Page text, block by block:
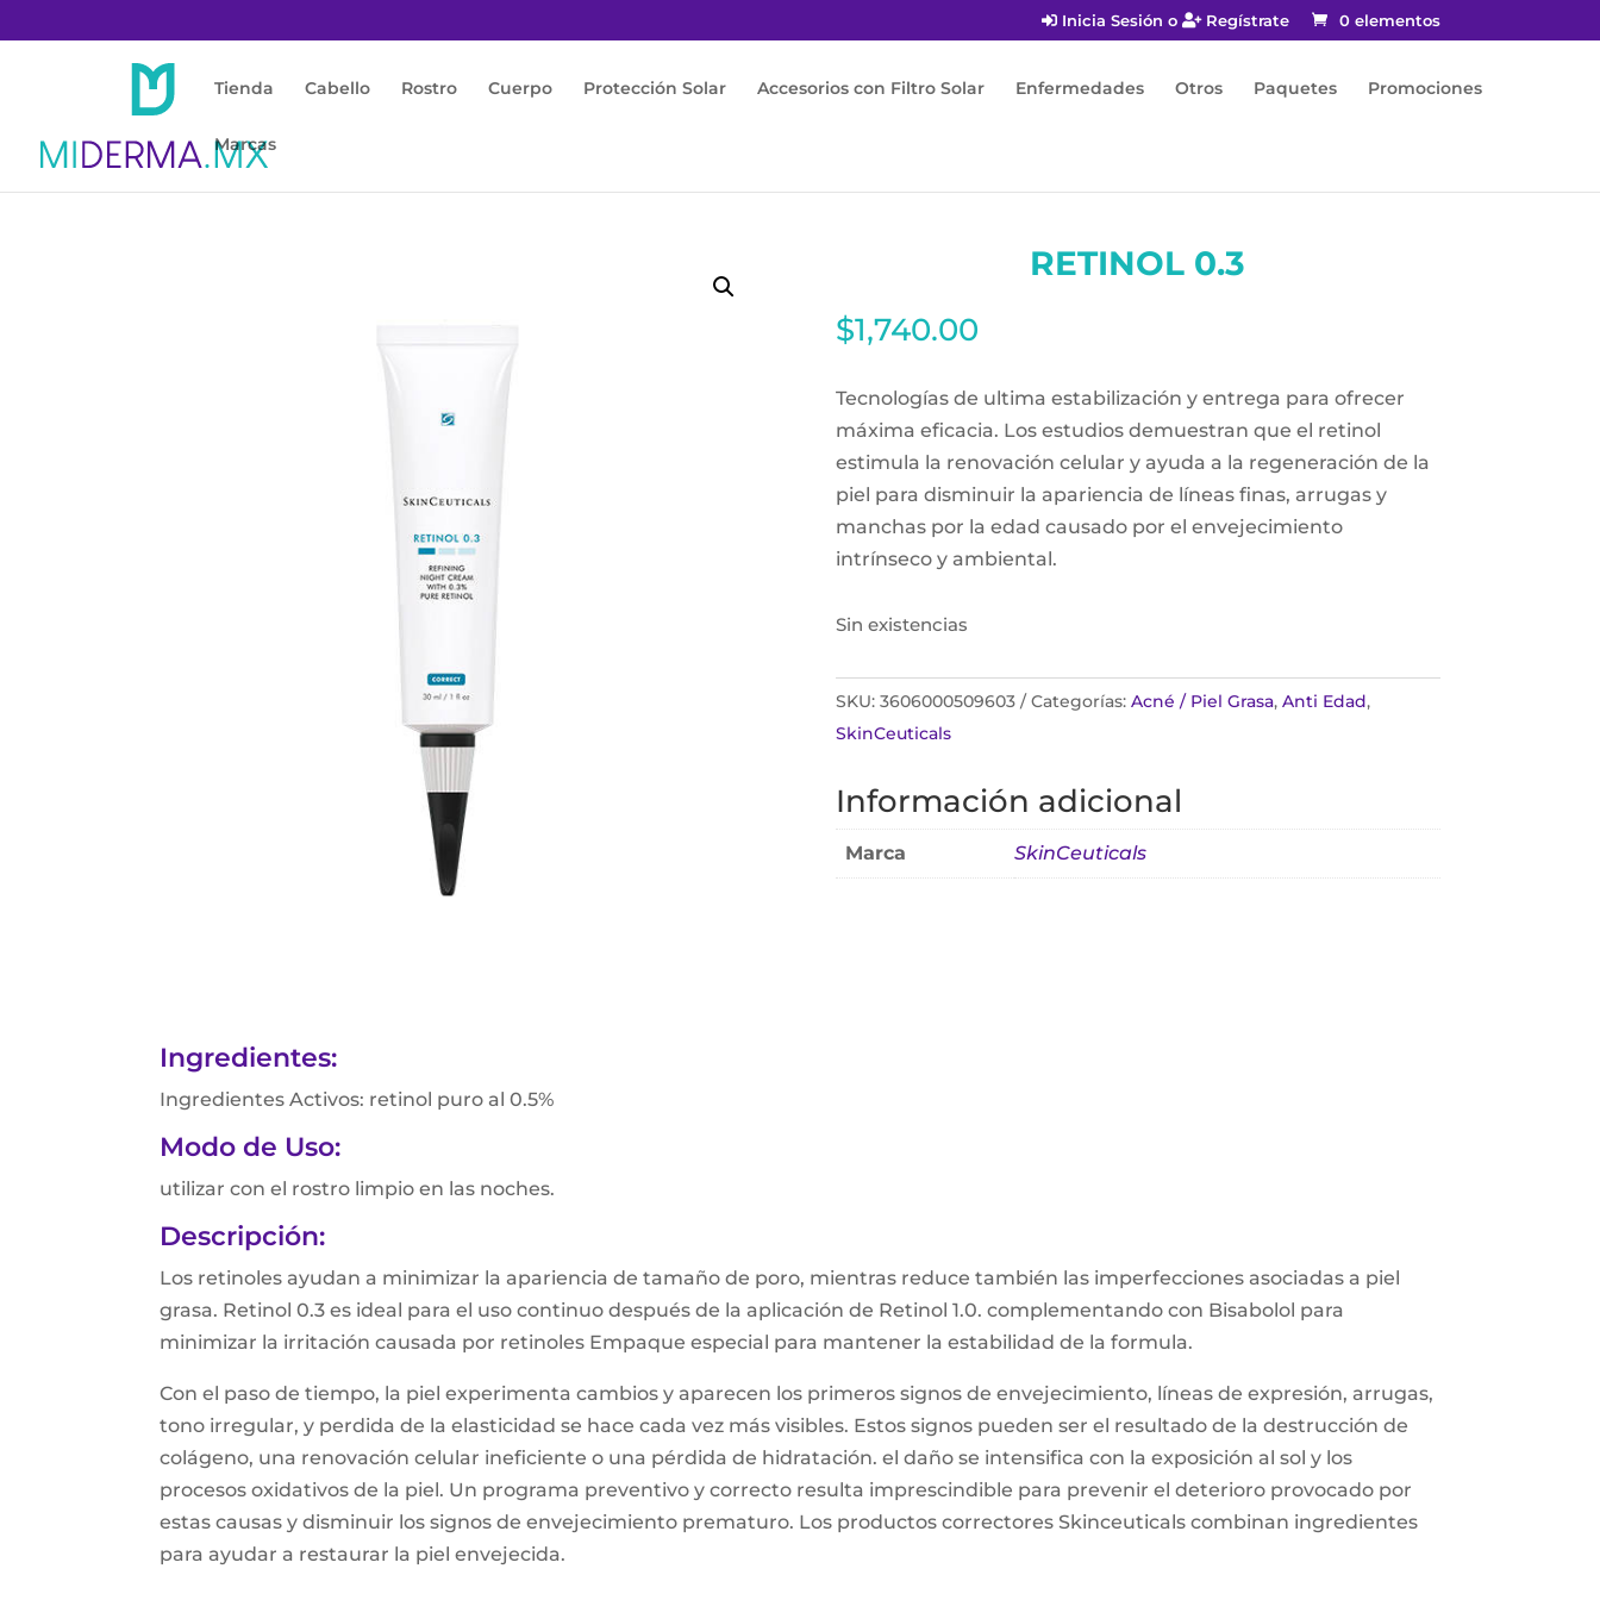
Inicia Sesión o Regístrate 0 elementos
Tienda Cabello Rostro Cuerpo Protección Solar Accesorios con Filtro Solar Enfermedades Otros Paquetes Promociones
Marcas
RETINOL 0.3
$1,740.00
Tecnologías de ultima estabilización y entrega para ofrecer
máxima eficacia. Los estudios demuestran que el retinol
estimula la renovación celular y ayuda a la regeneración de la
piel para disminuir la apariencia de líneas finas, arrugas y
manchas por la edad causado por el envejecimiento
intrínseco y ambiental.
Sin existencias
SKU: 3606000509603 Categorías: Acné / Piel Grasa, Anti Edad,
SkinCeuticals
Información adicional
Marca SkinCeuticals
Ingredientes:
Ingredientes Activos: retinol puro al 0.5%
Modo de Uso:
utilizar con el rostro limpio en las noches.
Descripción:
Los retinoles ayudan a minimizar la apariencia de tamaño de poro, mientras reduce también las imperfecciones asociadas a piel
grasa. Retinol 0.3 es ideal para el uso continuo después de la aplicación de Retinol 1.0. complementando con Bisabolol para
minimizar la irritación causada por retinoles Empaque especial para mantener la estabilidad de la formula.
Con el paso de tiempo, la piel experimenta cambios y aparecen los primeros signos de envejecimiento, líneas de expresión, arrugas,
tono irregular, y perdida de la elasticidad se hace cada vez más visibles. Estos signos pueden ser el resultado de la destrucción de
colágeno, una renovación celular ineficiente o una pérdida de hidratación. el daño se intensifica con la exposición al sol y los
procesos oxidativos de la piel. Un programa preventivo y correcto resulta imprescindible para prevenir el deterioro provocado por
estas causas y disminuir los signos de envejecimiento prematuro. Los productos correctores Skinceuticals combinan ingredientes
para ayudar a restaurar la piel envejecida.